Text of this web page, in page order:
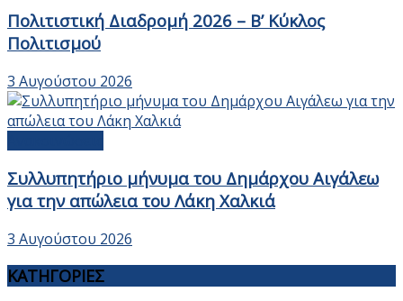
Πολιτιστική Διαδρομή 2026 – Β’ Κύκλος
Πολιτισμού
3 Αυγούστου 2026
Συλλυπητήριο μήνυμα του Δημάρχου Αιγάλεω
για την απώλεια του Λάκη Χαλκιά
3 Αυγούστου 2026
ΚΑΤΗΓΟΡΙΕΣ